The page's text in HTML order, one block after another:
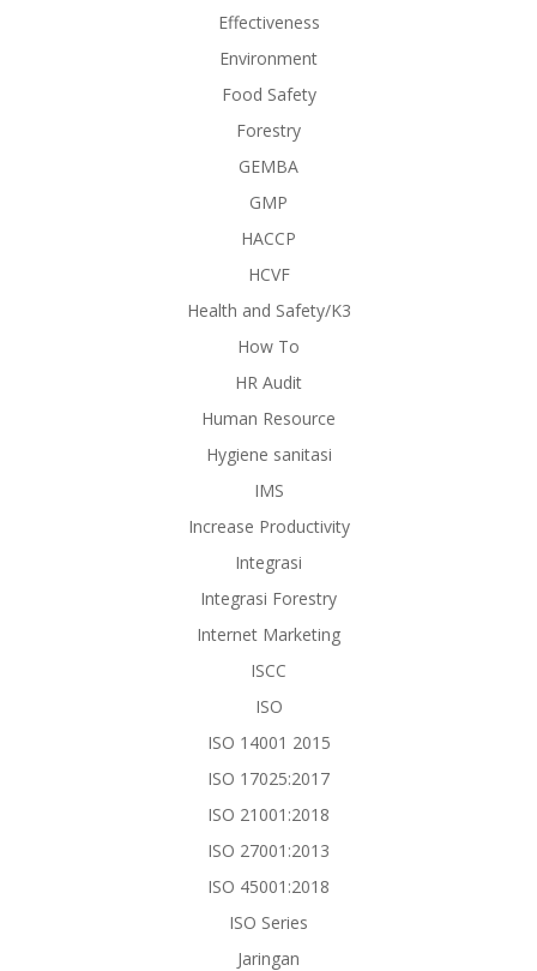
Effectiveness
Environment
Food Safety
Forestry
GEMBA
GMP
HACCP
HCVF
Health and Safety/K3
How To
HR Audit
Human Resource
Hygiene sanitasi
IMS
Increase Productivity
Integrasi
Integrasi Forestry
Internet Marketing
ISCC
ISO
ISO 14001 2015
ISO 17025:2017
ISO 21001:2018
ISO 27001:2013
ISO 45001:2018
ISO Series
Jaringan